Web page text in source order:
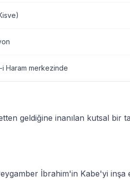
Haram merkezinde
geldiğine inanılan kutsal bir
İbrahim'in Kabe'yi inşa